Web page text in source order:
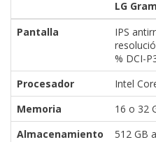
LG
Pantalla
IPS
% DCI-
Procesador
Intel
Memoria
16 o 32
Almacenamiento
512 GB